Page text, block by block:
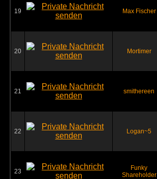
19 Max Fischer
20 Mortimer
21 smithereen
22 Logan~5
23
Funky
Shareholder